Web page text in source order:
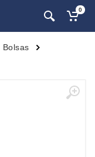
0
Bolsas